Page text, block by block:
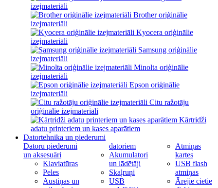
izejmateriāli
Brother oriģinālie
izejmateriāli
Kyocera oriģinālie
izejmateriāli
Samsung oriģinālie
izejmateriāli
Minolta oriģinālie
izejmateriāli
Epson oriģinālie
izejmateriāli
Citu ražotāju
oriģinālie izejmateriāli
Kārtridži
adatu printeriem un kases aparātiem
Datortehnika un piederumi
Datoru piederumi
un aksesuāri
Klaviatūras
Peles
Austiņas un
datoriem
Akumulatori
un lādētāji
Skaļruņi
USB
Atmiņas
kartes
USB flash
atmiņas
Ārējie cietie